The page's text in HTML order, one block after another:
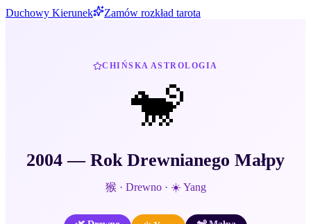
Duchowy Kierunek Zamów rozkład tarota
CHIŃSKA ASTROLOGIA
🐒
2004 — Rok Drewnianego Małpy
猴 · Drewno· ☀️ Yang